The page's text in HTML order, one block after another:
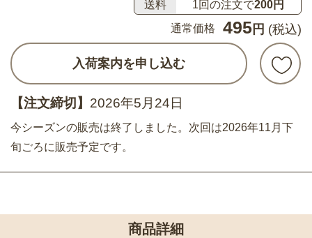
送料 1回の注文で200円
通常価格
495 円 (税込)
入荷案内を申し込む
【注文締切】 2026年5月24日
今シーズンの販売は終了しました。次回は2026年11月下
旬ごろに販売予定です。
商品詳細